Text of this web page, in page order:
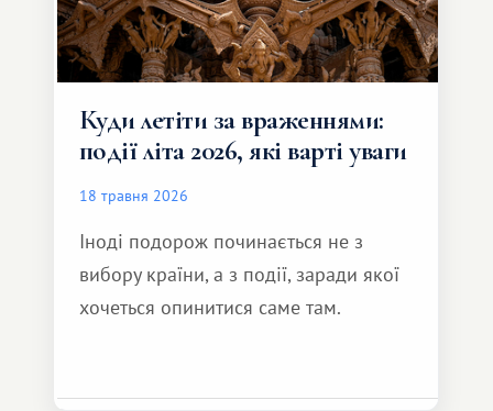
Куди летіти за враженнями:
події літа 2026, які варті уваги
18 травня 2026
Іноді подорож починається не з
вибору країни, а з події, заради якої
хочеться опинитися саме там.